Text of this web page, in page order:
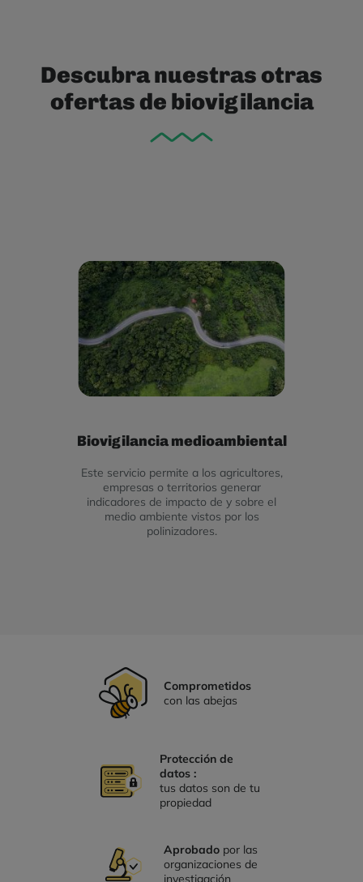
Descubra nuestras otras
ofertas de biovigilancia
Biovigilancia medioambiental
Este servicio permite a los agricultores,
empresas o territorios generar
indicadores de impacto de y sobre el
medio ambiente vistos por los
polinizadores.
Comprometidos
con las abejas
Protección de
datos :
tus datos son de tu
propiedad
Aprobado por las
organizaciones de
investigación